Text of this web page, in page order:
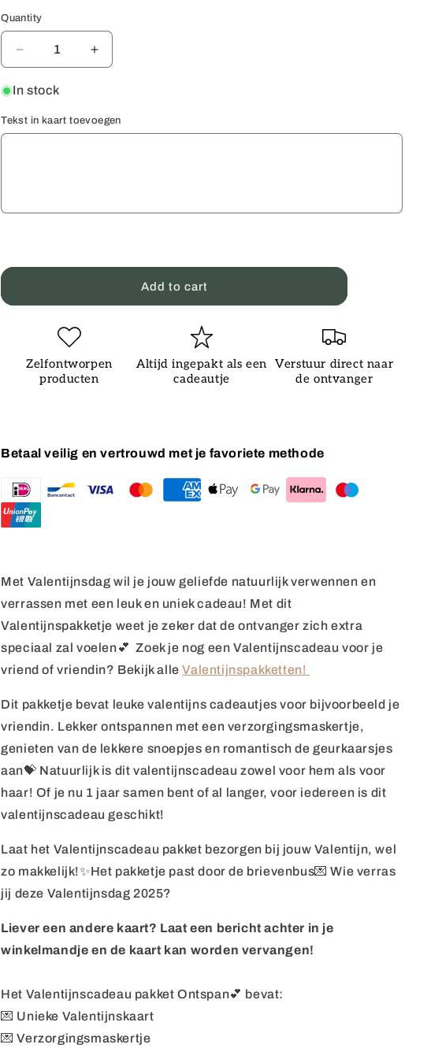
Quantity
Quantity
Decrease
quantity
for
pakket
Ontspan
Increase
quantity
pakket
Ontspan
In stock
Tekst in kaart toevoegen
Add to cart
Zelfontworpen
producten
Altijd ingepakt als een
cadeautje
Verstuur direct naar
de ontvanger
Betaal veilig en vertrouwd met je favoriete methode
Met Valentijnsdag wil je jouw geliefde natuurlijk verwennen en
verrassen met een leuk en uniek cadeau! Met dit
Valentijnspakketje weet je zeker dat de ontvanger zich extra
speciaal zal voelen💕 Zoek je nog een Valentijnscadeau voor je
vriend of vriendin? Bekijk alleValentijnspakketten!
Dit pakketje bevat leuke valentijns cadeautjes voor bijvoorbeeld je
vriendin. Lekker ontspannen met een verzorgingsmaskertje,
genieten van de lekkere snoepjes en romantisch de geurkaarsjes
aan💝 Natuurlijk is dit valentijnscadeau zowel voor hem als voor
haar! Of je nu 1 jaar samen bent of al langer, voor iedereen is dit
valentijnscadeau geschikt!
Laat het Valentijnscadeau pakket bezorgen bij jouw Valentijn, wel
zo makkelijk!✨Het pakketje past door de brievenbus💌 Wie verras
jij deze Valentijnsdag 2025?
Liever een andere kaart? Laat een bericht achter in je
winkelmandje en de kaart kan worden vervangen!
Het Valentijnscadeau pakket Ontspan💕 bevat:
💌 Unieke Valentijnskaart
💌 Verzorgingsmaskertje